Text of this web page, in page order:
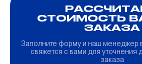
СТОИМОСТЬ
ЗАКАЗА
Заполните форму и наш менеджер
свяжется с вами для уточнения
заказа